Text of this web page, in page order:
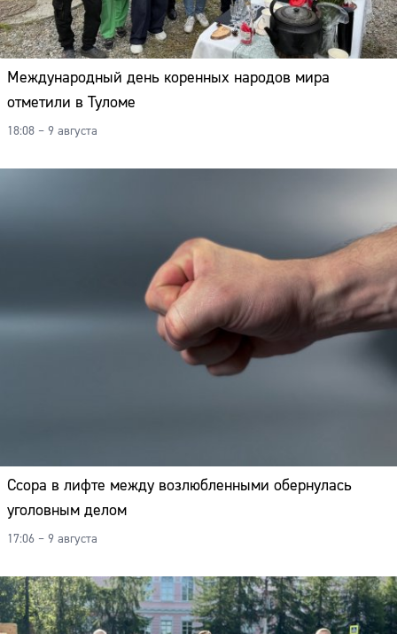
Международный день коренных народов мира
отметили в Туломе
18:08 – 9 августа
Ссора в лифте между возлюбленными обернулась
уголовным делом
17:06 – 9 августа